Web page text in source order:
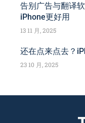
告别广告与翻译
iPhone更好用
13 11 月, 2025
还在点来点去？
23 10 月, 2025